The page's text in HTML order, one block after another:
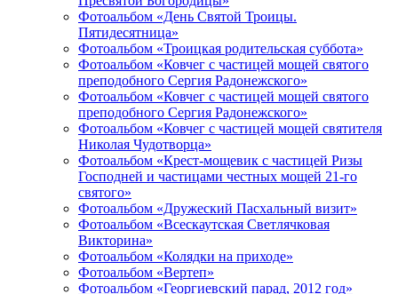
Фотоальбом «День Святой Троицы.
Пятидесятница»
Фотоальбом «Троицкая родительская суббота»
Фотоальбом «Ковчег с частицей мощей святого
преподобного Сергия Радонежского»
Фотоальбом «Ковчег с частицей мощей святого
преподобного Сергия Радонежского»
Фотоальбом «Ковчег с частицей мощей святителя
Николая Чудотворца»
Фотоальбом «Крест-мощевик с частицей Ризы
Господней и частицами честных мощей 21-го
святого»
Фотоальбом «Дружеский Пасхальный визит»
Фотоальбом «Всескаутская Светлячковая
Викторина»
Фотоальбом «Колядки на приходе»
Фотоальбом «Вертеп»
Фотоальбом «Георгиевский парад, 2012 год»